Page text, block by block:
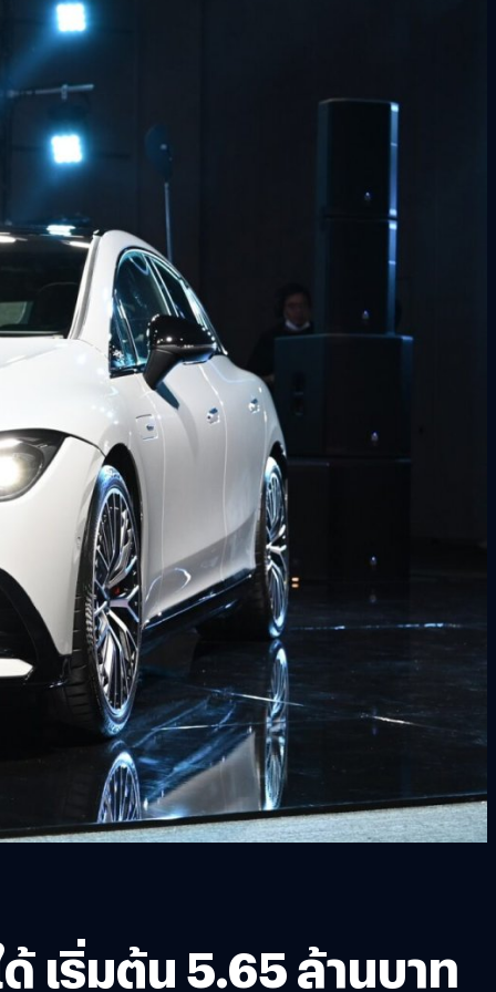
เริ่มต้น 5.65 ล้านบาท